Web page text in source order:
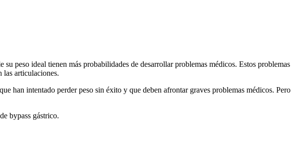
peso ideal tienen más probabilidades de desarrollar problemas médicos. Estos problemas
las articulaciones.
han intentado perder peso sin éxito y que deben afrontar graves problemas médicos. Pero
bypass gástrico.